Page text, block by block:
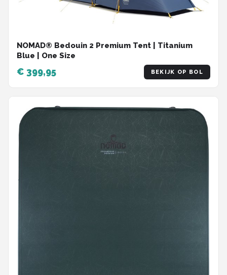
NOMAD® Bedouin 2 Premium Tent | Titanium
Blue | One Size
€ 399,95 BEKIJK OP BOL